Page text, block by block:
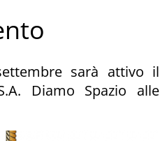
sarà attivo il
Diamo Spazio alle